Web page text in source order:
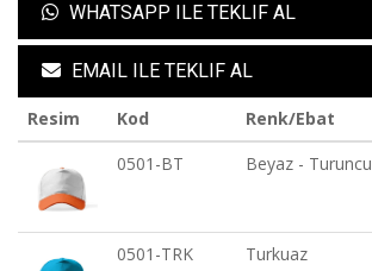
WHATSAPP ILE TEKLIF AL
EMAIL ILE TEKLIF AL
Resim Kod Renk/Ebat
0501-BT
Beyaz - Turuncu
0501-TRK Turkuaz